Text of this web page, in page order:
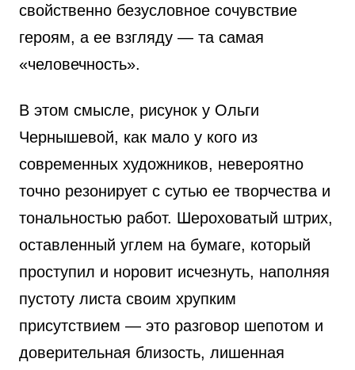
свойственно безусловное сочувствие
героям, а ее взгляду — та самая
«человечность».
В этом смысле, рисунок у Ольги
Чернышевой, как мало у кого из
современных художников, невероятно
точно резонирует с сутью ее творчества и
тональностью работ. Шероховатый штрих,
оставленный углем на бумаге, который
проступил и норовит исчезнуть, наполняя
пустоту листа своим хрупким
присутствием — это разговор шепотом и
доверительная близость, лишенная